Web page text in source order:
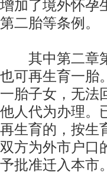
增加了境外怀孕
第二胎等条例。
其中第二章第
也可再生育一胎
一胎子女，无法
他人代为办理。
再生育的，按生
双方为外市户口
予批准迁入本市。